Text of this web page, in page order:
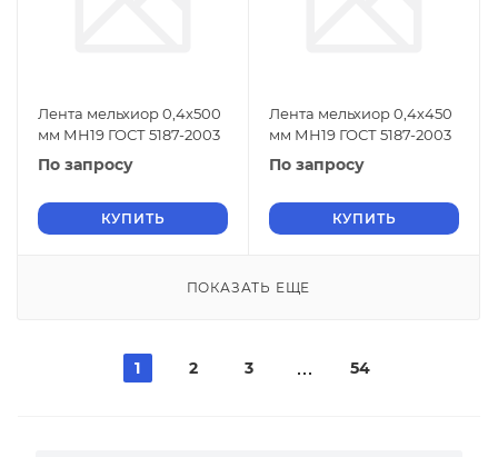
Лента мельхиор 0,4х500
мм МН19 ГОСТ 5187-2003
По запросу
КУПИТЬ
Лента мельхиор 0,4х450
мм МН19 ГОСТ 5187-2003
По запросу
КУПИТЬ
ПОКАЗАТЬ ЕЩЕ
1 2 3 54